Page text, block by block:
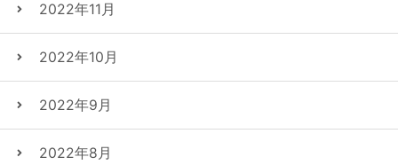
2022年11月
2022年10月
2022年9月
2022年8月